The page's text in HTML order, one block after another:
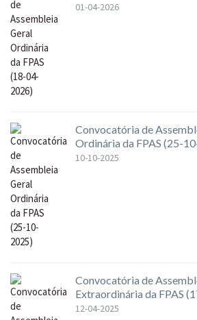
01-04-2026
Convocatória de
Ordinária da FPAS (25-
10-10-2025
Convocatória de
Extraordinária da FPAS
12-04-2025